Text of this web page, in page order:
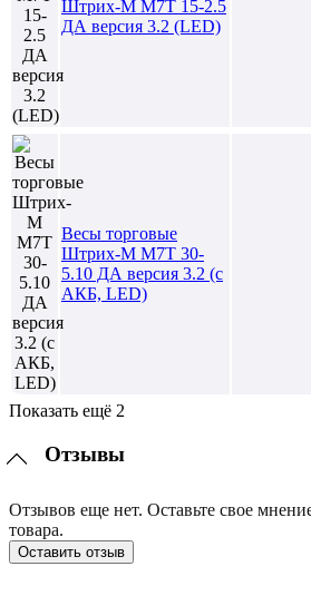
Штрих-М М7Т 15-2.5
ДА версия 3.2 (LЕD)
Весы торговые
Штрих-М М7Т 30-
5.10 ДА версия 3.2 (с
АКБ, LED)
Показать ещё 2
Отзывы
Отзывов еще нет. Оставьте свое
товара.
Оставить отзыв